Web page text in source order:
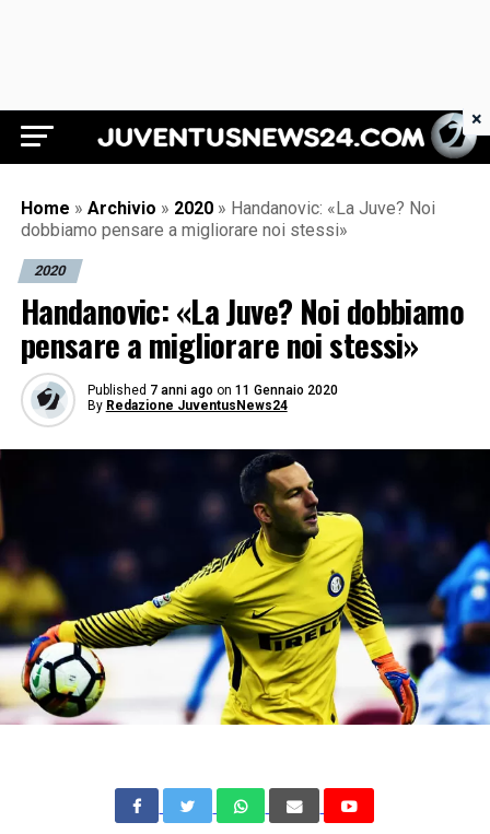
Juventus News 24
Home » Archivio » 2020 » Handanovic: «La Juve? Noi
dobbiamo pensare a migliorare noi stessi»
2020
Handanovic: «La Juve? Noi dobbiamo
pensare a migliorare noi stessi»
Published 7 anni ago on 11 Gennaio 2020
By Redazione JuventusNews24
×